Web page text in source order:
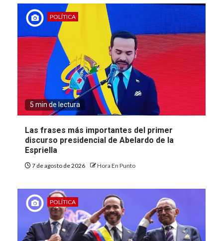
POLÍTICA
5 min de lectura
Las frases más importantes del primer
discurso presidencial de Abelardo de la
Espriella
7 de agosto de 2026 Hora En Punto
POLÍTICA